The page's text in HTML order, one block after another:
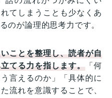
てしまうことも少なくあ
のが論理的思考力です。
ことを整理し、読者が自
てる力を指します。 「何
言えるのか」「具体的に
流れを意識することで、